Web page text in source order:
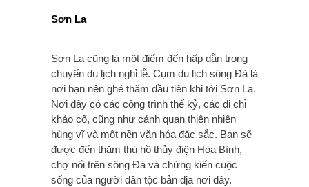
Sơn La
Sơn La cũng là một điểm đến hấp dẫn trong
chuyến du lịch nghỉ lễ. Cụm du lịch sông Đà là
nơi bạn nên ghé thăm đầu tiên khi tới Sơn La.
Nơi đây có các công trình thế kỷ, các di chỉ
khảo cổ, cũng như cảnh quan thiên nhiên
hùng vĩ và một nền văn hóa đặc sắc. Bạn sẽ
được đến thăm thú hồ thủy điện Hòa Bình,
chợ nổi trên sông Đà và chứng kiến cuộc
sống của người dân tộc bản địa nơi đây.